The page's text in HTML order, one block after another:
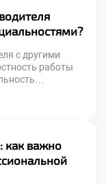
учиться в
профессии.
суть
специалиста.
с другими
работы
интеграции
механизмы
студентов.
на языке разных
как важно